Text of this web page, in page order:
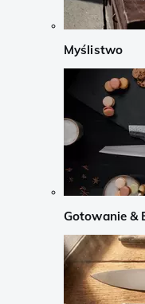
Myślistwo
Gotowanie &